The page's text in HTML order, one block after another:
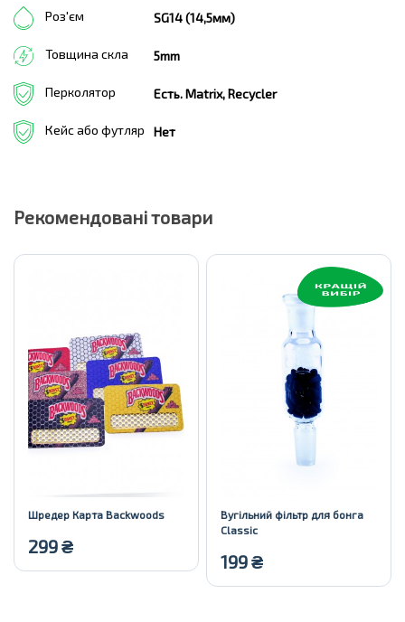
Роз'єм SG14 (14,5мм)
Товщина скла 5mm
Перколятор Есть. Matrix, Recycler
Кейс або футляр Нет
Рекомендовані товари
Шредер Карта Backwoods
299₴
Вугільний фільтр для бонга
Classic
199₴